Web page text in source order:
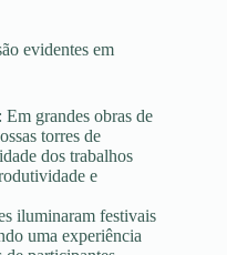
evidentes em
: Em grandes obras de
torres de
dos trabalhos
e
iluminaram festivais
uma experiência